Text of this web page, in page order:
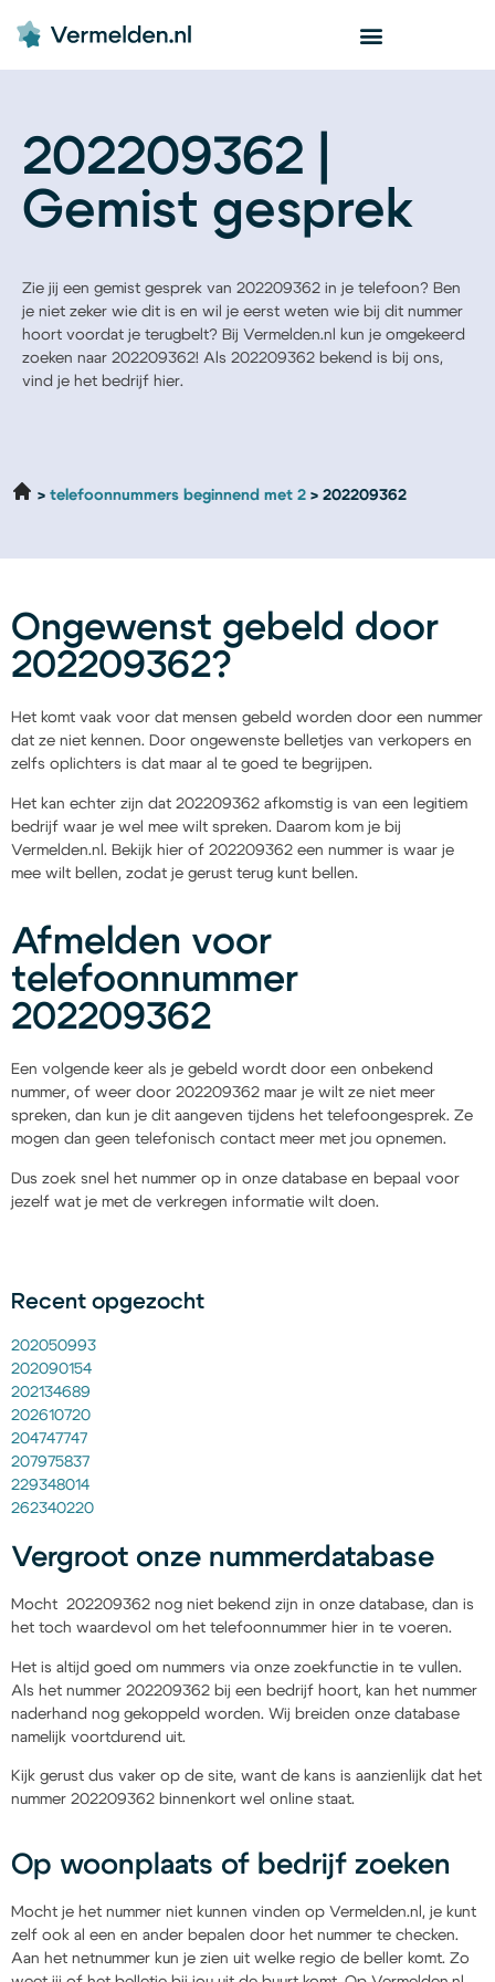
202209362 |
Gemist gesprek
Zie jij een gemist gesprek van 202209362 in je telefoon? Ben
je niet zeker wie dit is en wil je eerst weten wie bij dit nummer
hoort voordat je terugbelt? Bij Vermelden.nl kun je omgekeerd
zoeken naar 202209362! Als 202209362 bekend is bij ons,
vind je het bedrijf hier.
telefoonnummers beginnend met 2 202209362
Ongewenst gebeld door
202209362?
Het komt vaak voor dat mensen gebeld worden door een nummer
dat ze niet kennen. Door ongewenste belletjes van verkopers en
zelfs oplichters is dat maar al te goed te begrijpen.
Het kan echter zijn dat 202209362 afkomstig is van een legitiem
bedrijf waar je wel mee wilt spreken. Daarom kom je bij
Vermelden.nl. Bekijk hier of 202209362 een nummer is waar je
mee wilt bellen, zodat je gerust terug kunt bellen.
Afmelden voor
telefoonnummer
202209362
Een volgende keer als je gebeld wordt door een onbekend
nummer, of weer door 202209362 maar je wilt ze niet meer
spreken, dan kun je dit aangeven tijdens het telefoongesprek. Ze
mogen dan geen telefonisch contact meer met jou opnemen.
Dus zoek snel het nummer op in onze database en bepaal voor
jezelf wat je met de verkregen informatie wilt doen.
Recent opgezocht
202050993
202090154
202134689
202610720
204747747
207975837
229348014
262340220
Vergroot onze nummerdatabase
Mocht 202209362 nog niet bekend zijn in onze database, dan is
het toch waardevol om het telefoonnummer hier in te voeren.
Het is altijd goed om nummers via onze zoekfunctie in te vullen.
Als het nummer 202209362 bij een bedrijf hoort, kan het nummer
naderhand nog gekoppeld worden. Wij breiden onze database
namelijk voortdurend uit.
Kijk gerust dus vaker op de site, want de kans is aanzienlijk dat het
nummer 202209362 binnenkort wel online staat.
Op woonplaats of bedrijf zoeken
Mocht je het nummer niet kunnen vinden op Vermelden.nl, je kunt
zelf ook al een en ander bepalen door het nummer te checken.
Aan het netnummer kun je zien uit welke regio de beller komt. Zo